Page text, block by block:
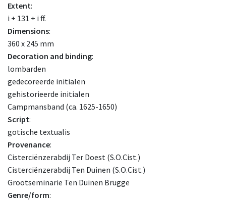
Extent:
i + 131 + i ff.
Dimensions:
360 x 245 mm
Decoration and binding:
lombarden
gedecoreerde initialen
gehistorieerde initialen
Campmansband (ca. 1625-1650)
Script:
gotische textualis
Provenance:
Cisterciënzerabdij Ter Doest (S.O.Cist.)
Cisterciënzerabdij Ten Duinen (S.O.Cist.)
Grootseminarie Ten Duinen Brugge
Genre/form: